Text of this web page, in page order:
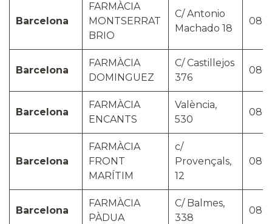
Barcelona
FARMÀCIA
MONTSERRAT
BRIO
C/ Antonio
Machado 18
Barcelona
FARMÀCIA
DOMINGUEZ
C/ Castillejos
376
Barcelona
FARMÀCIA
ENCANTS
València,
530
Barcelona
FARMÀCIA
FRONT
MARÍTIM
c/
Provençals,
12
Barcelona
FARMÀCIA
PÀDUA
C/ Balmes,
338